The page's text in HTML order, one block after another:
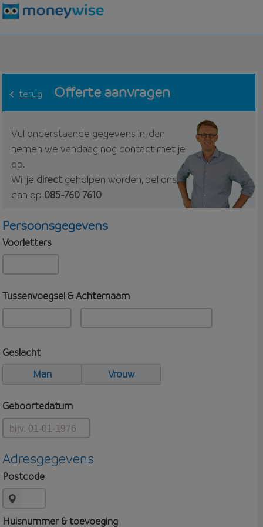
terug Offerte aanvragen
Vul onderstaande gegevens in, dan
nemen we vandaag nog contact met je
op.
Wil je directgeholpen worden, bel ons
dan op 085-760 7610
Persoonsgegevens
Voorletters
Tussenvoegsel & Achternaam
Geslacht
Man
Vrouw
Geboortedatum
Adresgegevens
Postcode
Huisnummer & toevoeging